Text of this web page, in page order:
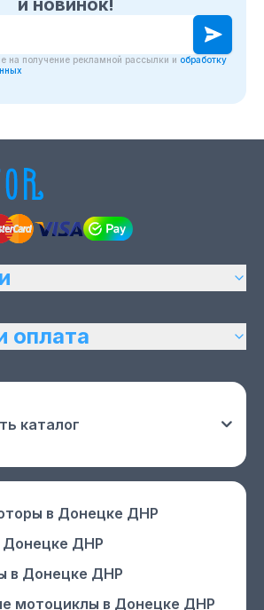
и новинок!
на получение рекламной рассылки и обработку
оплата
каталог
в Донецке ДНР
Донецке ДНР
в Донецке ДНР
мотоциклы в Донецке ДНР